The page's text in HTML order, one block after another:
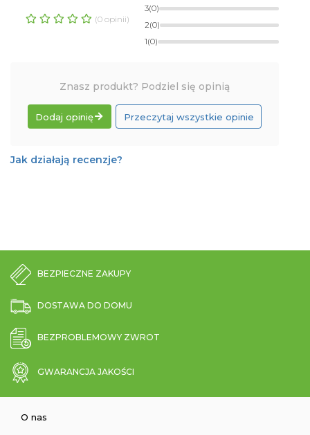
(0 opinii)
3(0)
2(0)
1(0)
Znasz produkt? Podziel się opinią
Dodaj opinię Przeczytaj wszystkie opinie
Jak działają recenzje?
BEZPIECZNE ZAKUPY
DOSTAWA DO DOMU
BEZPROBLEMOWY ZWROT
GWARANCJA JAKOŚCI
O nas